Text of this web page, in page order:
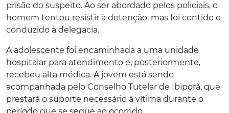
prisão do suspeito. Ao ser abordado pelos policiais, o
homem tentou resistir à detenção, mas foi contido e
conduzido à delegacia.
A adolescente foi encaminhada a uma unidade
hospitalar para atendimento e, posteriormente,
recebeu alta médica. A jovem está sendo
acompanhada pelo Conselho Tutelar de Ibiporã, que
prestará o suporte necessário à vítima durante o